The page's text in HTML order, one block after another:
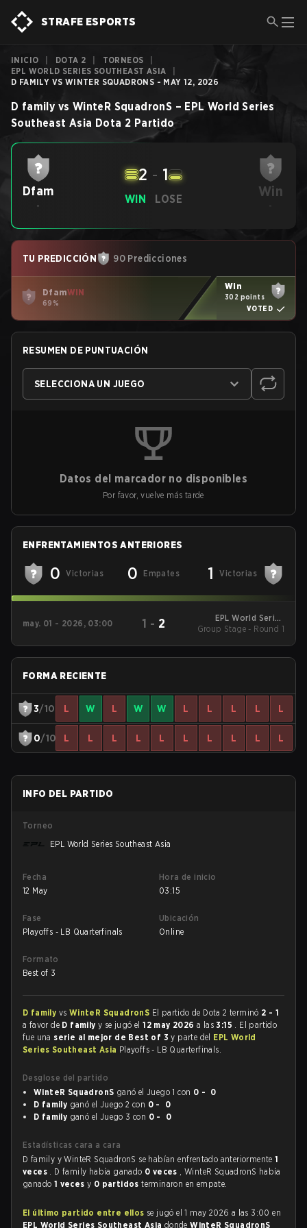
STRAFE ESPORTS
INICIO DOTA 2 TORNEOS
EPL WORLD SERIES SOUTHEAST ASIA
D FAMILY VS WINTER SQUADRONS - MAY 12, 2026
D family vs WinteR SquadronS – EPL World Series
Southeast Asia Dota 2 Partido
Dfam
-
WIN
2 - 1
LOSE Win
-
TU PREDICCIÓN 90 Predicciones
DfamWIN
69%
Win
302 points
VOTED
RESUMEN DE PUNTUACIÓN
SELECCIONA UN JUEGO
Datos del marcador no disponibles
Por favor, vuelve más tarde
ENFRENTAMIENTOS ANTERIORES
0 Victorias 0 Empates 1 Victorias
may. 01 - 2026, 03:00 1 - 2
EPL World Series
Southeast Asia
Group Stage - Round 1
FORMA RECIENTE
3/10 L W L W W L L L L L
0/10 L L L L L L L L L L
INFO DEL PARTIDO
Torneo
EPL World Series Southeast Asia
Fecha
12 May
Hora de inicio
03:15
Fase
Playoffs - LB Quarterfinals
Ubicación
Online
Formato
Best of 3
D family vs WinteR SquadronS El partido de Dota 2 terminó 2 - 1
a favor de D familyy se jugó el12 may 2026a las3:15 . El partido
fue una serie al mejor de Best of 3y parte del EPL World
Series Southeast Asia Playoffs - LB Quarterfinals.
Desglose del partido
WinteR SquadronS ganó el Juego 1 con 0 - 0
D family ganó el Juego 2 con 0 - 0
D family ganó el Juego 3 con 0 - 0
Estadísticas cara a cara
D family y WinteR SquadronS se habían enfrentado anteriormente1
veces . D family había ganado 0 veces , WinteR SquadronS había
ganado 1 vecesy 0 partidosterminaron en empate.
El último partido entre ellos se jugó el 1 may 2026 a las 3:00 en
EPL World Series Southeast Asia dondeWinteR SquadronS